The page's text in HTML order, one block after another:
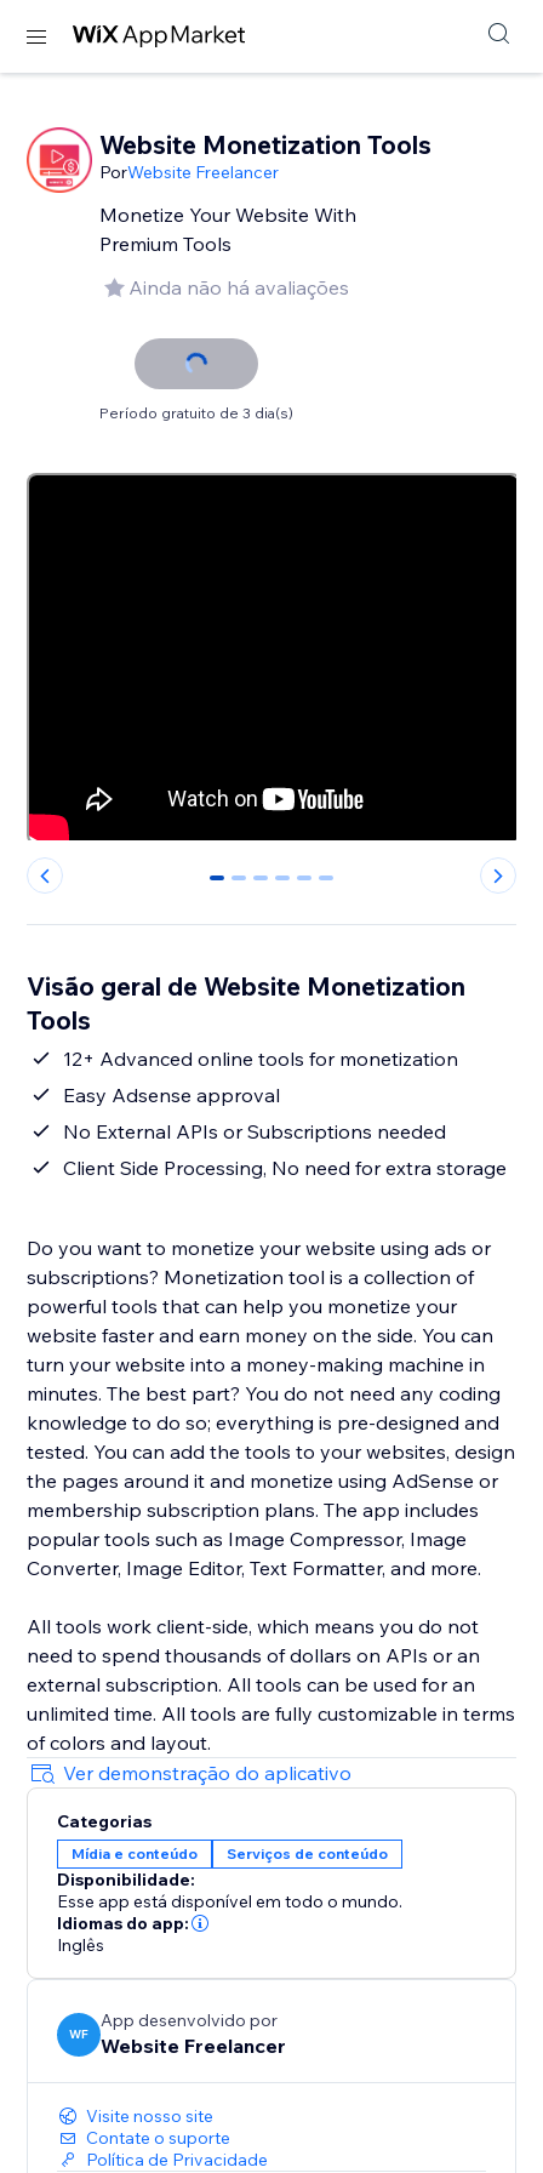
Website Monetization Tools
PorWebsite Freelancer
Monetize Your Website With
Premium Tools
Ainda não há avaliações
Período gratuito de 3 dia(s)
0 1 2 3 4 5
Visão geral de Website Monetization
Tools
12+ Advanced online tools for monetization
Easy Adsense approval
No External APIs or Subscriptions needed
Client Side Processing, No need for extra storage
Do you want to monetize your website using ads or
subscriptions? Monetization tool is a collection of
powerful tools that can help you monetize your
website faster and earn money on the side. You can
turn your website into a money-making machine in
minutes. The best part? You do not need any coding
knowledge to do so; everything is pre-designed and
tested. You can add the tools to your websites, design
the pages around it and monetize using AdSense or
membership subscription plans. The app includes
popular tools such as Image Compressor, Image
Converter, Image Editor, Text Formatter, and more.
All tools work client-side, which means you do not
need to spend thousands of dollars on APIs or an
external subscription. All tools can be used for an
unlimited time. All tools are fully customizable in terms
of colors and layout.
Ver demonstração do aplicativo
Categorias
Mídia e conteúdo Serviços de conteúdo
Disponibilidade:
Esse app está disponível em todo o mundo.
Idiomas do app:
Inglês
WF
App desenvolvido por
Website Freelancer
Visite nosso site
Contate o suporte
Política de Privacidade